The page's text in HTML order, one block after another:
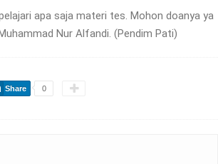
apa saja materi tes. Mohon doanya ya
Nur Alfandi. (Pendim Pati)
Share 0